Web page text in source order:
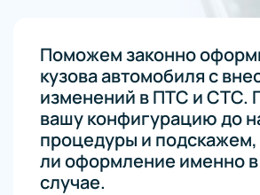
Поможем законно
кузова автомобиля с
изменений в ПТС и СТС.
вашу конфигурацию до
процедуры и
ли оформление именно
случае.